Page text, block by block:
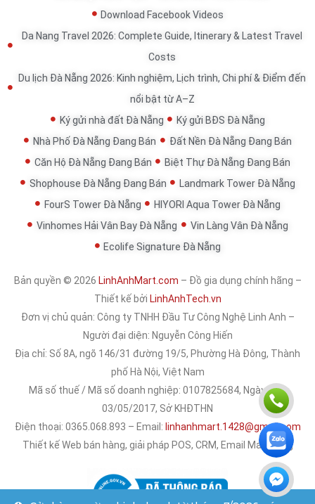
Download Facebook Videos
Da Nang Travel 2026: Complete Guide, Itinerary & Latest Travel
Costs
Du lịch Đà Nẵng 2026: Kinh nghiệm, Lịch trình, Chi phí & Điểm đến
nổi bật từ A–Z
Ký gửi nhà đất Đà Nẵng
Ký gửi BĐS Đà Nẵng
Nhà Phố Đà Nẵng Đang Bán
Đất Nền Đà Nẵng Đang Bán
Căn Hộ Đà Nẵng Đang Bán
Biệt Thự Đà Nẵng Đang Bán
Shophouse Đà Nẵng Đang Bán
Landmark Tower Đà Nẵng
FourS Tower Đà Nẵng
HIYORI Aqua Tower Đà Nẵng
Vinhomes Hải Vân Bay Đà Nẵng
Vin Làng Vân Đà Nẵng
Ecolife Signature Đà Nẵng
Bản quyền © 2026 LinhAnhMart.com – Đồ gia dụng chính hãng –
Thiết kế bởi LinhAnhTech.vn
Đơn vị chủ quản: Công ty TNHH Đầu Tư Công Nghệ Linh Anh –
Người đại diện: Nguyễn Công Hiến
Địa chỉ: Số 8A, ngõ 146/31 đường 19/5, Phường Hà Đông, Thành
phố Hà Nội, Việt Nam
Mã số thuế / Mã số doanh nghiệp: 0107825684, Ngày cấp:
03/05/2017, Sở KHĐTHN
Điện thoại: 0365.068.893 – Email: linhanhmart.1428@gmail.com
Thiết kế Web bán hàng, giải pháp POS, CRM, Email Marketing